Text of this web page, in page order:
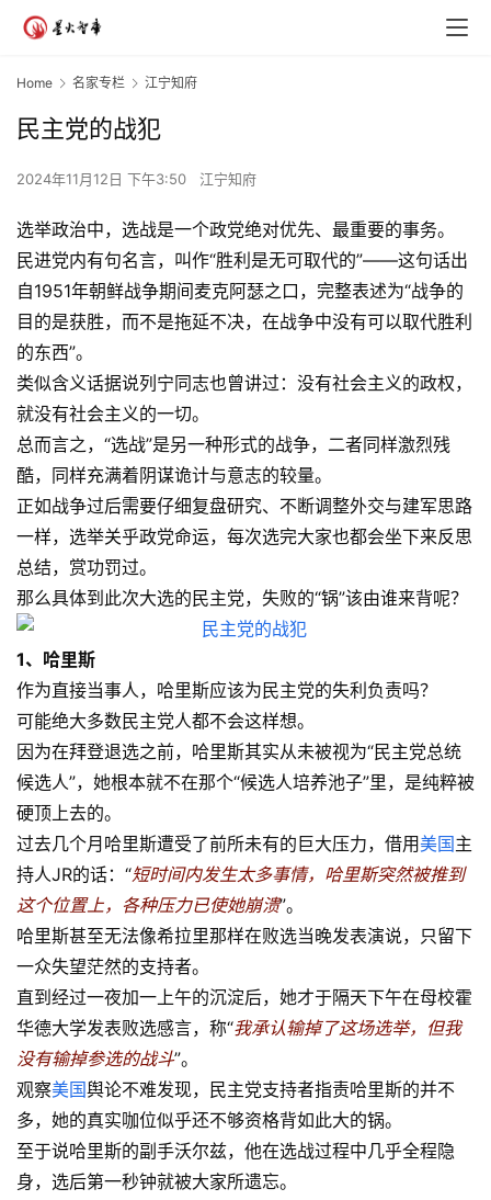
Home 名家专栏 江宁知府
民主党的战犯
2024年11月12日 下午3:50 江宁知府
选举政治中，选战是一个政党绝对优先、最重要的事务。
民进党内有句名言，叫作“胜利是无可取代的”——这句话出
自1951年朝鲜战争期间麦克阿瑟之口，完整表述为“战争的
目的是获胜，而不是拖延不决，在战争中没有可以取代胜利
的东西”。
类似含义话据说列宁同志也曾讲过：没有社会主义的政权，
就没有社会主义的一切。
总而言之，“选战”是另一种形式的战争，二者同样激烈残
酷，同样充满着阴谋诡计与意志的较量。
正如战争过后需要仔细复盘研究、不断调整外交与建军思路
一样，选举关乎政党命运，每次选完大家也都会坐下来反思
总结，赏功罚过。
那么具体到此次大选的民主党，失败的“锅”该由谁来背呢？
1、哈里斯
作为直接当事人，哈里斯应该为民主党的失利负责吗？
可能绝大多数民主党人都不会这样想。
因为在拜登退选之前，哈里斯其实从未被视为“民主党总统
候选人”，她根本就不在那个“候选人培养池子”里，是纯粹被
硬顶上去的。
过去几个月哈里斯遭受了前所未有的巨大压力，借用美国主
持人JR的话：“短时间内发生太多事情，哈里斯突然被推到
这个位置上，各种压力已使她崩溃”。
哈里斯甚至无法像希拉里那样在败选当晚发表演说，只留下
一众失望茫然的支持者。
直到经过一夜加一上午的沉淀后，她才于隔天下午在母校霍
华德大学发表败选感言，称“我承认输掉了这场选举，但我
没有输掉参选的战斗”。
观察美国舆论不难发现，民主党支持者指责哈里斯的并不
多，她的真实咖位似乎还不够资格背如此大的锅。
至于说哈里斯的副手沃尔兹，他在选战过程中几乎全程隐
身，选后第一秒钟就被大家所遗忘。